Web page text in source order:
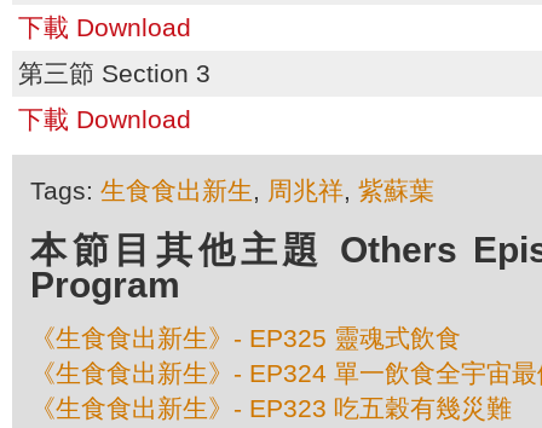
下載 Download
第三節 Section 3
下載 Download
Tags: 生食食出新生, 周兆祥, 紫蘇葉
本節目其他主題 Others
Program
《生食食出新生》- EP325 靈魂式飲食
《生食食出新生》- EP324 單一飲食全宇宙
《生食食出新生》- EP323 吃五穀有幾災難